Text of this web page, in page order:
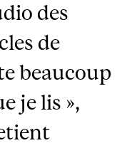
des
de
beaucoup
je lis »,